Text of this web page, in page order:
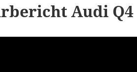
Audi